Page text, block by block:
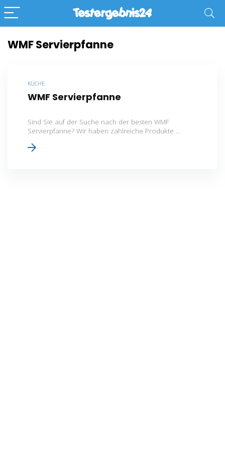
WMF Servierpfanne
KÜCHE
WMF Servierpfanne
Sind Sie auf der Suche nach der besten WMF
Servierpfanne? Wir haben zahlreiche Produkte ...